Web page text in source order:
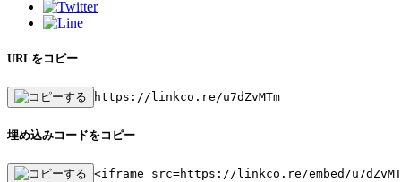
URLをコピー
https://linkco.re/u7dZvMTm
埋め込みコードをコピー
<iframe src=https://linkco.re/embed/